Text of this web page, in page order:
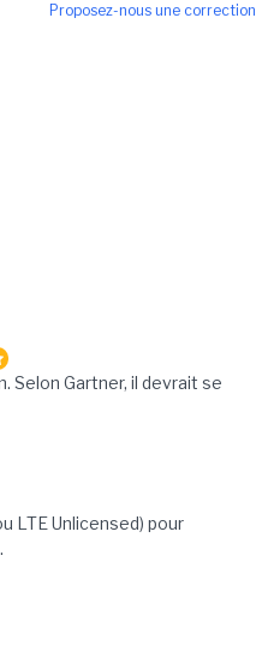
Proposez-nous une correction
Selon Gartner, il devrait se
LTE Unlicensed) pour